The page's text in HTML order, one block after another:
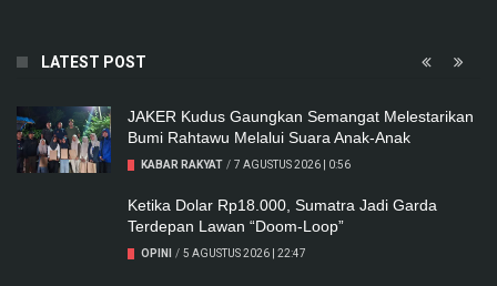
LATEST POST
JAKER Kudus Gaungkan Semangat Melestarikan
Bumi Rahtawu Melalui Suara Anak-Anak
KABAR RAKYAT / 7 AGUSTUS 2026 | 0:56
Ketika Dolar Rp18.000, Sumatra Jadi Garda
Terdepan Lawan “Doom-Loop”
OPINI / 5 AGUSTUS 2026 | 22:47